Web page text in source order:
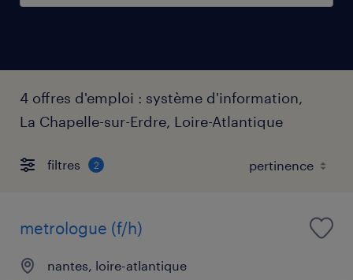
4 offres d'emploi : système d'information,
La Chapelle-sur-Erdre, Loire-Atlantique
filtres 2
metrologue (f/h)
nantes, loire-atlantique